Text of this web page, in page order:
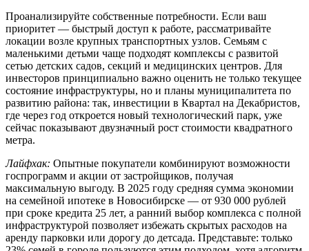
Проанализируйте собственные потребности. Если ваш
приоритет — быстрый доступ к работе, рассматривайте
локации возле крупных транспортных узлов. Семьям с
маленькими детьми чаще подходят комплексы с развитой
сетью детских садов, секций и медицинских центров. Для
инвесторов принципиально важно оценить не только текущее
состояние инфраструктуры, но и планы муниципалитета по
развитию района: так, инвестиции в Квартал на Декабристов,
где через год откроется новый технологический парк, уже
сейчас показывают двузначный рост стоимости квадратного
метра.
Лайфхак: Опытные покупатели комбинируют возможности
госпрограмм и акции от застройщиков, получая
максимальную выгоду. В 2025 году средняя сумма экономии
на семейной ипотеке в Новосибирске — от 930 000 рублей
при сроке кредита 25 лет, а ранний выбор комплекса с полной
инфраструктурой позволяет избежать скрытых расходов на
аренду парковки или дорогу до детсада. Представьте: только